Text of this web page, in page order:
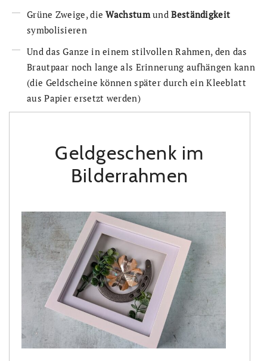
Grüne Zweige, dieWachstumundBeständigkeit
symbolisieren
Und das Ganze in einem stilvollen Rahmen, den das
Brautpaar noch lange als Erinnerung aufhängen kann
(die Geldscheine können später durch ein Kleeblatt
aus Papier ersetzt werden)
Geldgeschenk im
Bilderrahmen